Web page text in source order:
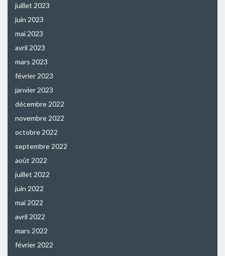
juillet 2023
juin 2023
mai 2023
avril 2023
mars 2023
février 2023
janvier 2023
décembre 2022
novembre 2022
octobre 2022
septembre 2022
août 2022
juillet 2022
juin 2022
mai 2022
avril 2022
mars 2022
février 2022